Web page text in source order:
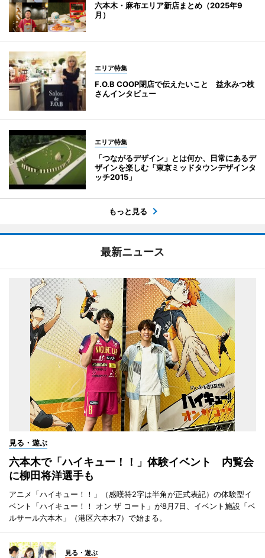
六本木・麻布エリア新店まとめ（2025年9
月）
エリア特集
F.O.B COOP閉店で伝えたいこと 益永みつ枝
さんインタビュー
エリア特集
「つながるデザイン」とは何か、日常にあるデ
ザインを楽しむ「東京ミッドタウンデザインタ
ッチ2015」
もっと見る
最新ニュース
見る・遊ぶ
六本木で「ハイキュー！！」体験イベント 内覧会
に柳田将洋選手も
アニメ「ハイキュー！！」（感嘆符2字は半角が正式表記）の体験型イ
ベント「ハイキュー！！ オン ザ コート」が8月7日、イベント施設「ベ
ルサール六本木」（港区六本木7）で始まる。
見る・遊ぶ